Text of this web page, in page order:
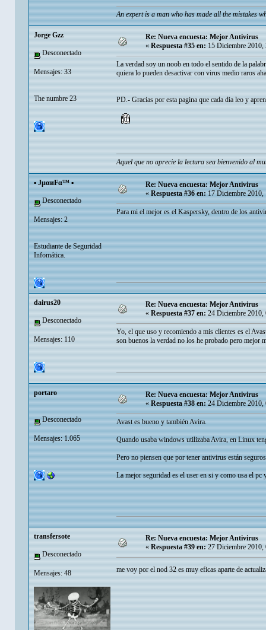
An expert is a man who has made all the mistakes
Jorge Gzz
Desconectado
Mensajes: 33
The numbre 23
Re: Nueva encuesta: Mejor Antivirus
« Respuesta #35 en: 15 Diciembre 2010,
La verdad soy un noob en todo el sentido de la
quiera lo pueden desactivar con virus medio raros
PD.- Gracias por esta pagina que cada dia leo y
Aquel que no aprecie la lectura sea bienvenido al
▪ JµαиFα™ ▪
Desconectado
Mensajes: 2
Estudiante de Seguridad
Infomática.
Re: Nueva encuesta: Mejor Antivirus
«Respuesta #36 en:17 Diciembre 2010,
Para mi el mejor es el Kaspersky, dentro de los
dairus20
Desconectado
Mensajes: 110
Re: Nueva encuesta: Mejor Antivirus
« Respuesta #37 en: 24 Diciembre 2010,
Yo, el que uso y recomiendo a mis clientes es el
son buenos la verdad no los he probado pero mejor
portaro
Desconectado
Mensajes: 1.065
Re: Nueva encuesta: Mejor Antivirus
«Respuesta #38 en:24 Diciembre 2010,
Avast es bueno y también Avira.
Quando usaba windows utilizaba Avira, en Linux
Pero no piensen que por tener antivirus están
La mejor seguridad es el user en si y como usa el pc
transfersote
Desconectado
Mensajes: 48
Re: Nueva encuesta: Mejor Antivirus
« Respuesta #39 en: 27 Diciembre 2010,
me voy por el nod 32 es muy eficas aparte de